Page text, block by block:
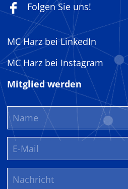
Folgen Sie uns!
MC Harz bei LinkedIn
MC Harz bei Instagram
Mitglied werden